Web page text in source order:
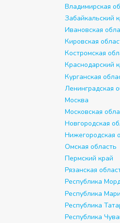
Владимирская
Забайкальский
Ивановская
Кировская
Костромская
Краснодарский
Курганская
Ленинградская
Москва
Московская
Новгородская
Нижегородская
Омская область
Пермский край
Рязанская
Республика
Республика
Республика
Республика